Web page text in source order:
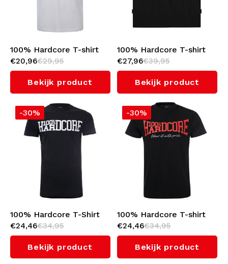
100% Hardcore T-shirt
'The Brand' White
€20,96€29,95
Bekijk product
100% Hardcore T-shirt
'Ace of Spades'
€27,96€39,95
Bekijk product
-30%
100% Hardcore T-Shirt
'United We Stand'
€24,46€34,95
Bekijk product
-30%
100% Hardcore T-shirt
'Classic'
€24,46€34,95
Bekijk product